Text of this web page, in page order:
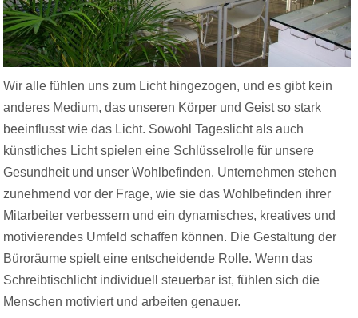
Wir alle fühlen uns zum Licht hingezogen, und es gibt kein
anderes Medium, das unseren Körper und Geist so stark
beeinflusst wie das Licht. Sowohl Tageslicht als auch
künstliches Licht spielen eine Schlüsselrolle für unsere
Gesundheit und unser Wohlbefinden. Unternehmen stehen
zunehmend vor der Frage, wie sie das Wohlbefinden ihrer
Mitarbeiter verbessern und ein dynamisches, kreatives und
motivierendes Umfeld schaffen können. Die Gestaltung der
Büroräume spielt eine entscheidende Rolle. Wenn das
Schreibtischlicht individuell steuerbar ist, fühlen sich die
Menschen motiviert und arbeiten genauer.